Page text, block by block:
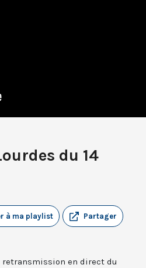
du 14
Partager
à ma playlist
retransmission en direct du